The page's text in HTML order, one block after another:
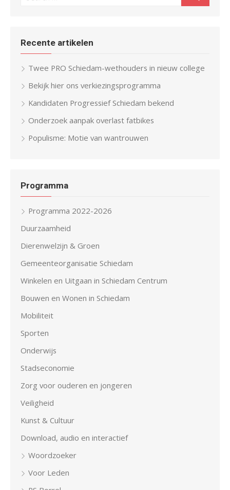
Recente artikelen
Twee PRO Schiedam-wethouders in nieuw college
Bekijk hier ons verkiezingsprogramma
Kandidaten Progressief Schiedam bekend
Onderzoek aanpak overlast fatbikes
Populisme: Motie van wantrouwen
Programma
Programma 2022-2026
Duurzaamheid
Dierenwelzijn & Groen
Gemeenteorganisatie Schiedam
Winkelen en Uitgaan in Schiedam Centrum
Bouwen en Wonen in Schiedam
Mobiliteit
Sporten
Onderwijs
Stadseconomie
Zorg voor ouderen en jongeren
Veiligheid
Kunst & Cultuur
Download, audio en interactief
Woordzoeker
Voor Leden